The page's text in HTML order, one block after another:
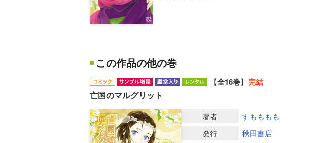
この作品の他の巻
【全16巻】 完結
亡国のマルグリット
著者 すもももも
発行 秋田書店